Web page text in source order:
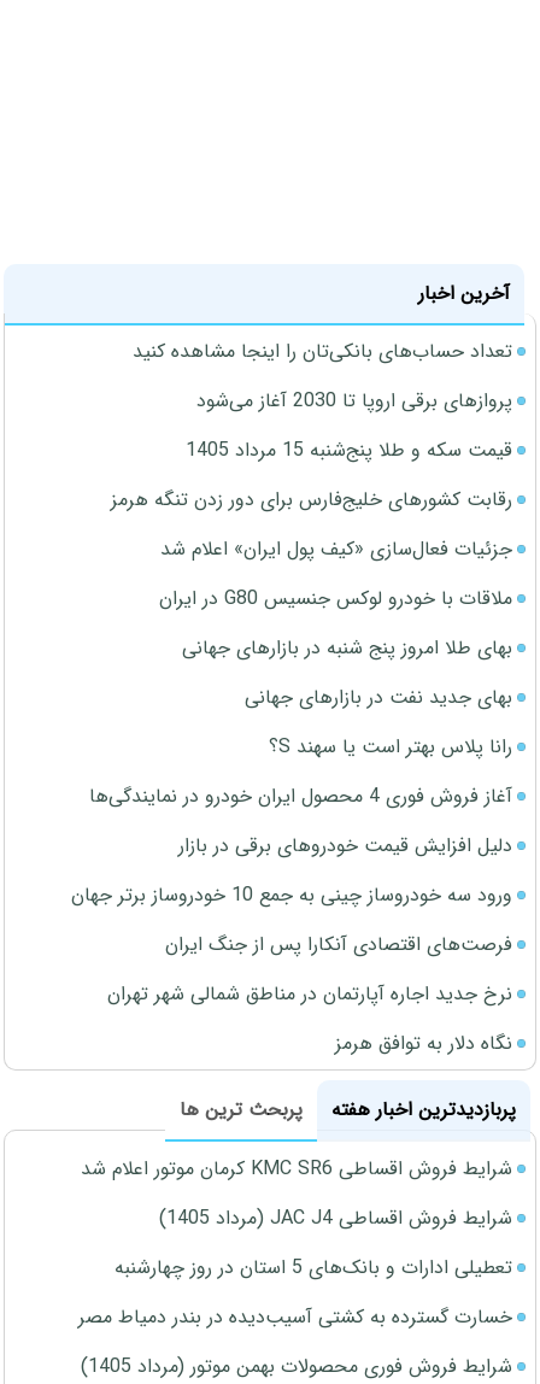
آخرین اخبار
تعداد حساب‌های بانکی‌تان را اینجا مشاهده کنید
پروازهای برقی اروپا تا 2030 آغاز می‌شود
قیمت سکه و طلا پنج‌شنبه 15 مرداد 1405
رقابت کشورهای خلیج‌فارس برای دور زدن تنگه هرمز
جزئیات فعال‌سازی «کیف پول ایران» اعلام شد
ملاقات با خودرو لوکس جنسیس G80 در ایران
بهای طلا امروز پنج شنبه در بازارهای جهانی
بهای جدید نفت در بازارهای جهانی
رانا پلاس بهتر است یا سهند S؟
آغاز فروش فوری 4 محصول ایران خودرو در نمایندگی‌ها
دلیل افزایش قیمت خودروهای برقی در بازار
ورود سه خودروساز چینی به جمع 10 خودروساز برتر جهان
فرصت‌های اقتصادی آنکارا پس از جنگ ایران
نرخ جدید اجاره آپارتمان در مناطق شمالی شهر تهران
نگاه دلار به توافق هرمز
پربازدیدترین اخبار هفته
پربحث ترین ها
شرایط فروش اقساطی KMC SR6 کرمان موتور اعلام شد
شرایط فروش اقساطی JAC J4 (مرداد 1405)
تعطیلی ادارات و بانک‌های 5 استان در روز چهارشنبه
خسارت گسترده به کشتی آسیب‌دیده در بندر دمیاط مصر
شرایط فروش فوری محصولات بهمن موتور (مرداد 1405)